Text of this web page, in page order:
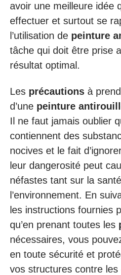
avoir une meilleure idée
effectuer et surtout se
l’utilisation de peinture
tâche qui doit être prise
résultat optimal.
Les précautions à
d’une peinture
Il ne faut jamais oublier
contiennent des
nocives et le fait
leur dangerosité peut
néfastes tant sur la
l’environnement. En
les instructions fournies
qu’en prenant toutes les
nécessaires, vous
en toute sécurité et
vos structures contre